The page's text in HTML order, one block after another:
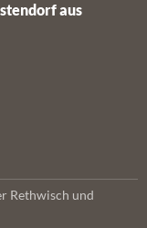
aus
Rethwisch und